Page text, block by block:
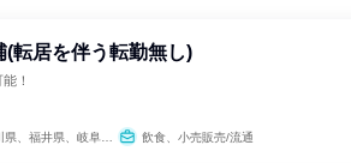
転居を伴う転勤無し)
！
岡県、佐賀県、長崎県、熊本県、大分県、宮崎県、鹿児島県 飲食、小売販売/流通